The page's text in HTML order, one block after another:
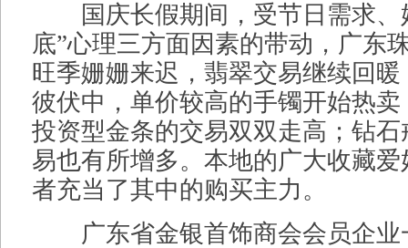
国庆长假期间，受节日需求、
底”心理三方面因素的带动，广东
旺季姗姗来迟，翡翠交易继续回
彼伏中，单价较高的手镯开始热
投资型金条的交易双双走高；钻
易也有所增多。本地的广大收藏
者充当了其中的购买主力。
广东省金银首饰商会会员企业